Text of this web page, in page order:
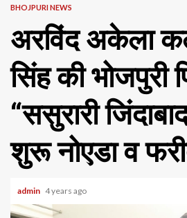
BHOJPURI NEWS
अरविंद अकेला
सिंह की भोजपुरी
“ससुरारी
शुरू नोएडा व
admin 4 years ago